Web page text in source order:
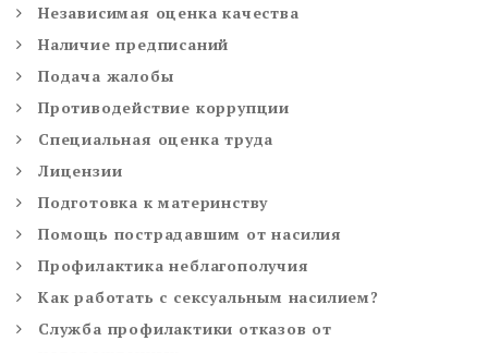
Независимая оценка качества
Наличие предписаний
Подача жалобы
Противодействие коррупции
Специальная оценка труда
Лицензии
Подготовка к материнству
Помощь пострадавшим от насилия
Профилактика неблагополучия
Как работать с сексуальным насилием?
Служба профилактики отказов от